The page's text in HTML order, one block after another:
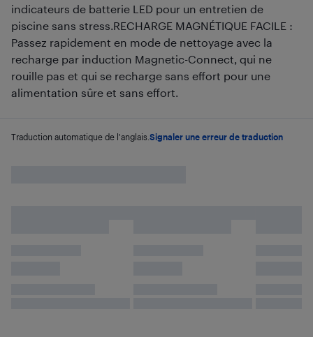
indicateurs de batterie LED pour un entretien de
piscine sans stress.RECHARGE MAGNÉTIQUE FACILE :
Passez rapidement en mode de nettoyage avec la
recharge par induction Magnetic-Connect, qui ne
rouille pas et qui se recharge sans effort pour une
alimentation sûre et sans effort.
Traduction automatique de l'anglais. Signaler une erreur de traduction